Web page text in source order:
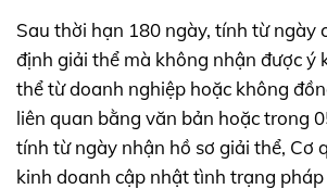
Sau thời hạn 180 ngày, tính từ ngày
định giải thể mà không nhận được ý
thể từ doanh nghiệp hoặc không
liên quan bằng văn bản hoặc trong
tính từ ngày nhận hồ sơ giải thể, Cơ
kinh doanh cập nhật tình trạng